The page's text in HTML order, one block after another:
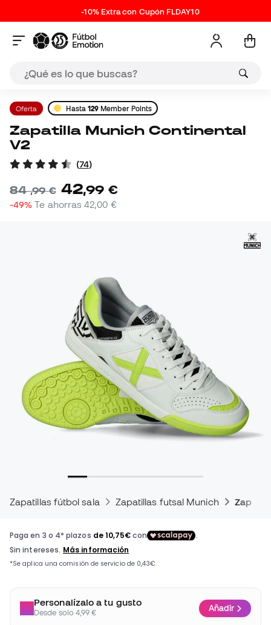
-10% Extra con Cupón FLDAY10
Oferta Hasta 129 Member Points
Zapatilla Munich Continental
V2
(74)
84,99 € 42,99 €
-49% Te ahorras42,00 €
Zapatillas fútbol sala Zapatillas futsal Munich
Personalízalo a tu gusto
Desde solo 4,99 € Añadir